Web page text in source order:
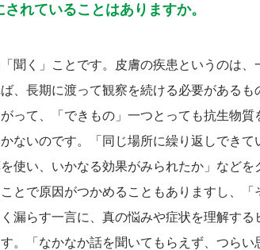
れていることはありますか。
聞く」ことです。皮膚の疾患というのは、
、長期に渡って観察を続ける必要があるも
って、「できもの」一つとっても抗生物質
ないのです。「同じ場所に繰り返しできて
使い、いかなる効果がみられたか」などを
とで原因がつかめることもありますし、「
漏らす一言に、真の悩みや症状を理解する
。「なかなか話を聞いてもらえず、つらい